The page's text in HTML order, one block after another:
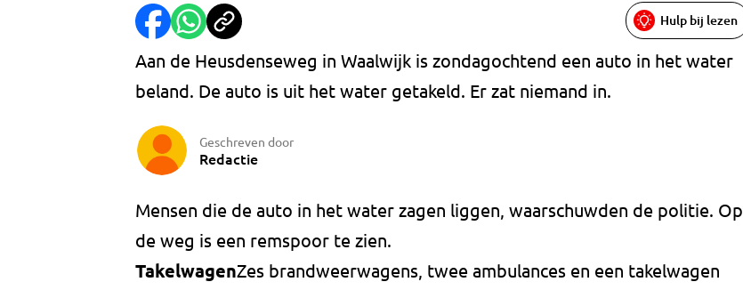
Hulp bij lezen
Aan de Heusdenseweg in Waalwijk is zondagochtend een auto in het water
beland. De auto is uit het water getakeld. Er zat niemand in.
Geschreven door
Redactie
Mensen die de auto in het water zagen liggen, waarschuwden de politie. Op
de weg is een remspoor te zien.
TakelwagenZes brandweerwagens, twee ambulances en een takelwagen